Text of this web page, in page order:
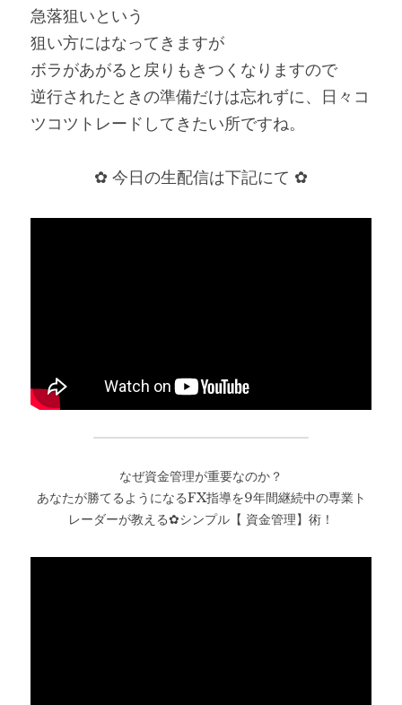
急落狙いという
狙い方にはなってきますが
ボラがあがると戻りもきつくなりますので
逆行されたときの準備だけは忘れずに、日々コ
ツコツトレードしてきたい所ですね。
✿ 今日の生配信は下記にて ✿
なぜ資金管理が重要なのか？
あなたが勝てるようになるFX指導を9年間継続中の専業ト
レーダーが教える✿シンプル【 資金管理】術！